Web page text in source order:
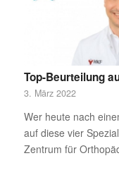
Top-Beurteilung
3. März 2022
Wer heute nach
auf diese vier
Zentrum für